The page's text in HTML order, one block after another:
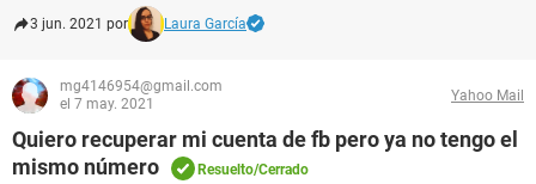
3 jun. 2021 por Laura García
mg4146954@gmail.com
el 7 may. 2021
Yahoo Mail
Quiero recuperar mi cuenta de fb pero ya no tengo el
mismo número
Resuelto/Cerrado